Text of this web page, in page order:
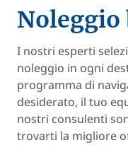
Noleggio
I nostri esperti
noleggio in ogni
programma di
desiderato, il tuo
nostri consulenti
trovarti la migliore